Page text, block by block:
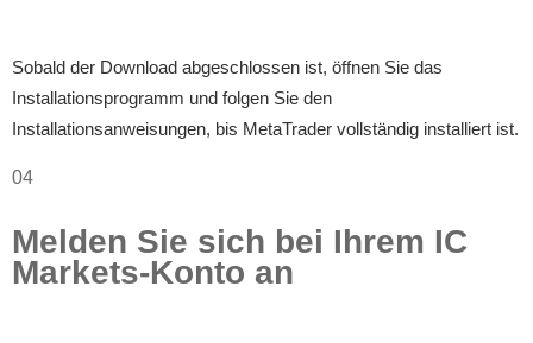
Sobald der Download abgeschlossen ist, öffnen Sie das
Installationsprogramm und folgen Sie den
Installationsanweisungen, bis MetaTrader vollständig installiert ist.
04
Melden Sie sich bei Ihrem IC
Markets-Konto an